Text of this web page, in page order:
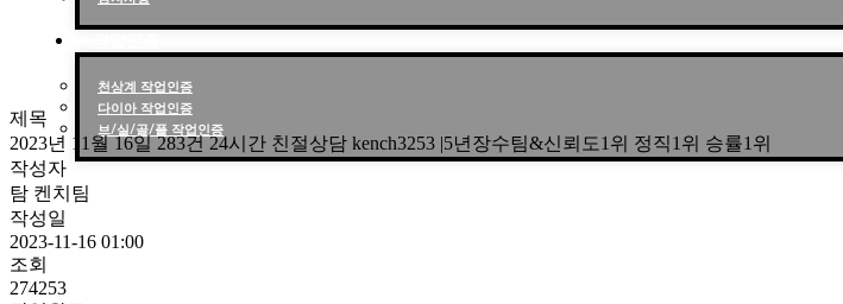
천상계 작업인증
다이아 작업인증
브/실/골/플 작업인증
제목
2023년 11월 16일 283건 24시간 친절상담 kench3253 |5년장수팀&신뢰도1위 정직1위 승률1위
작성자
탐 켄치팀
작성일
2023-11-16 01:00
조회
274253